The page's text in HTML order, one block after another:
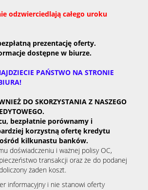
odzwierciedlają całego uroku
prezentację oferty.
dostępne w biurze.
PAŃSTWO NA STRONIE
DO SKORZYSTANIA Z NASZEGO
bezpłatnie porównamy i
korzystną ofertę kredytu
kilkunastu banków.
doświadczeniu i ważnej polisy OC,
transakcji oraz że do podanej
żaden koszt.
informacyjny i nie stanowi oferty